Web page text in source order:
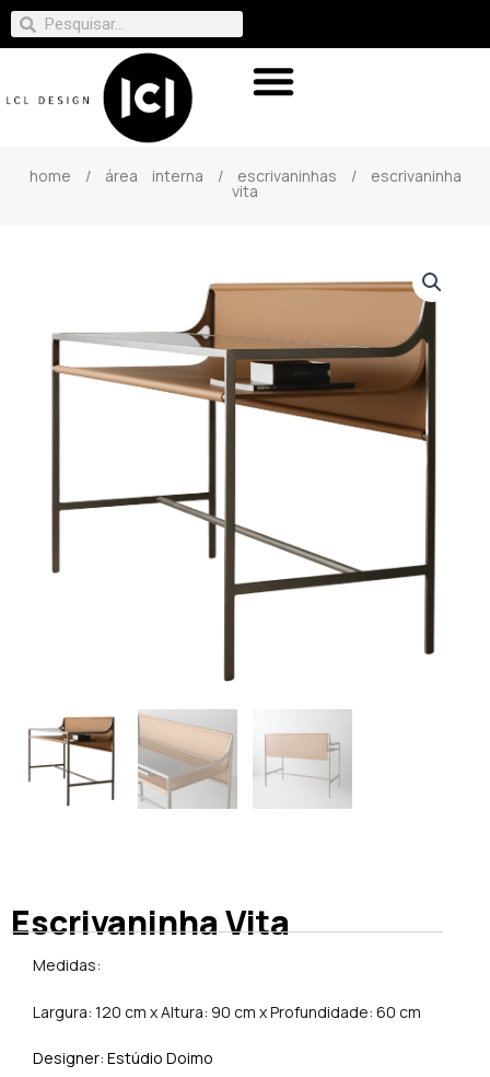
home / área interna / escrivaninhas / escrivaninha
vita
Escrivaninha Vita
Medidas:
Largura: 120 cm x Altura: 90 cm x Profundidade: 60 cm
Designer: Estúdio Doimo